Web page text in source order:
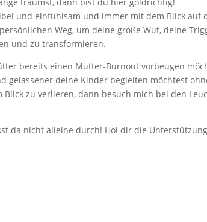
und einfühlsam und immer mit dem Blick auf
Weg, um deine große Wut, deine
und zu transformieren.
bereits einen Mutter-Burnout vorbeugen
gelassener deine Kinder begleiten möchtest
Blick zu verlieren, dann besuch mich bei den
da nicht alleine durch! Hol dir die